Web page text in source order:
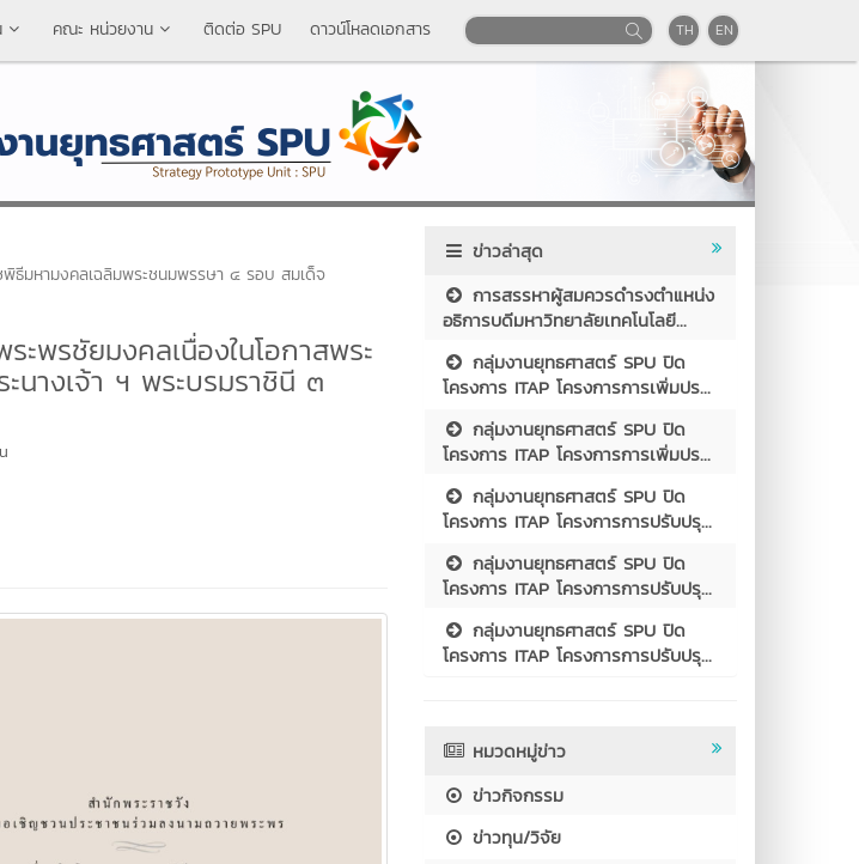
คณะ หน่วยงาน ติดต่อ SPU ดาวน์โหลดเอกสาร TH EN
พิธีมหามงคลเฉลิมพระชนมพรรษา ๔ รอบ สมเด็จ
ะพรชัยมงคลเนื่องในโอกาสพระ
างเจ้า ฯ พระบรมราชินี ๓
ข่าวล่าสุด
การสรรหาผู้สมควรดำรงตำแหน่ง
อธิการบดีมหาวิทยาลัยเทคโนโลยี...
กลุ่มงานยุทธศาสตร์ SPU ปิด
โครงการ ITAP โครงการการเพิ่มปร...
กลุ่มงานยุทธศาสตร์ SPU ปิด
โครงการ ITAP โครงการการเพิ่มปร...
กลุ่มงานยุทธศาสตร์ SPU ปิด
โครงการ ITAP โครงการการปรับปรุ...
กลุ่มงานยุทธศาสตร์ SPU ปิด
โครงการ ITAP โครงการการปรับปรุ...
กลุ่มงานยุทธศาสตร์ SPU ปิด
โครงการ ITAP โครงการการปรับปรุ...
หมวดหมู่ข่าว
ข่าวกิจกรรม
ข่าวทุน/วิจัย